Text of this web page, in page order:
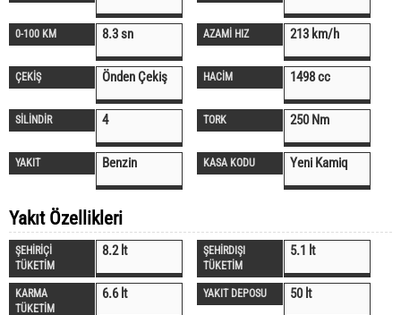
0-100 KM 8.3 sn AZAMİ HIZ 213 km/h
ÇEKİŞ Önden Çekiş HACİM 1498 cc
SİLİNDİR 4 TORK 250 Nm
YAKIT Benzin KASA KODU Yeni Kamiq
Yakıt Özellikleri
ŞEHİRİÇİ
TÜKETİM
8.2 lt
ŞEHİRDIŞI
TÜKETİM
5.1 lt
KARMA
TÜKETİM
6.6 lt YAKIT DEPOSU 50 lt